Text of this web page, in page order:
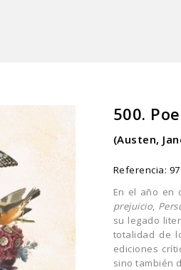
500.
(Austen,
Referencia:
En el año en
prejuicio,
su legado
totalidad de
ediciones
sino también